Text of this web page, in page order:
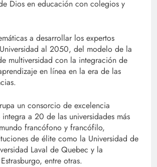
Dios en educación con colegios y
a desarrollar los expertos
al 2050, del modelo de la
multiversidad con la integración de
en línea en la era de las
un consorcio de excelencia
a 20 de las universidades más
francófono y francófilo,
de élite como la Universidad de
Laval de Quebec y la
entre otras.